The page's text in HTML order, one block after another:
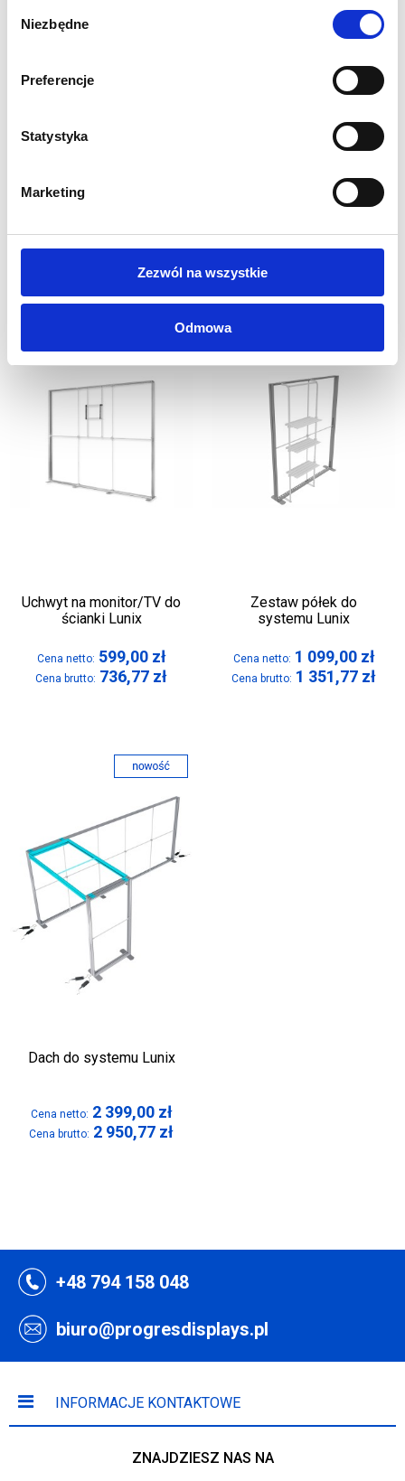
zgody
Niezbędne
Preferencje
Statystyka
Marketing
Zezwól na wszystkie
Odmowa
Stoisko Targowe narożne
Cena netto:17 999,00
Zaplecze do systemu
6 499,00
Uchwyt na monitor/TV do
ścianki Lunix
Cena netto: 599,00 zł
Cena brutto: 736,77 zł
Zestaw półek do
systemu Lunix
Cena netto: 1 099,00 zł
Cena brutto: 1 351,77 zł
Dach do systemu Lunix
Cena netto: 2 399,00 zł
Cena brutto: 2 950,77 zł
+48 794 158 048
biuro@progresdisplays.pl
INFORMACJE KONTAKTOWE
ZNAJDZIESZ NAS NA